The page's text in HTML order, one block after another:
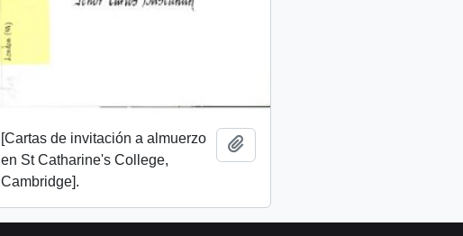
[Cartas de invitación a almuerzo
en St Catharine's College,
Cambridge].